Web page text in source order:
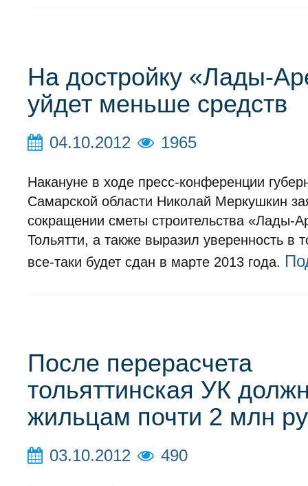
На достройку «Лады-
уйдет меньше средств
04.10.2012 1965
Накануне в ходе пресс-конференции
Самарской области Николай Меркушкин
сокращении сметы строительства «Лады-
Тольятти, а также выразил уверенность в
все-таки будет сдан в марте 2013 года.
После перерасчета
тольяттинская УК
жильцам почти 2 млн
03.10.2012 490